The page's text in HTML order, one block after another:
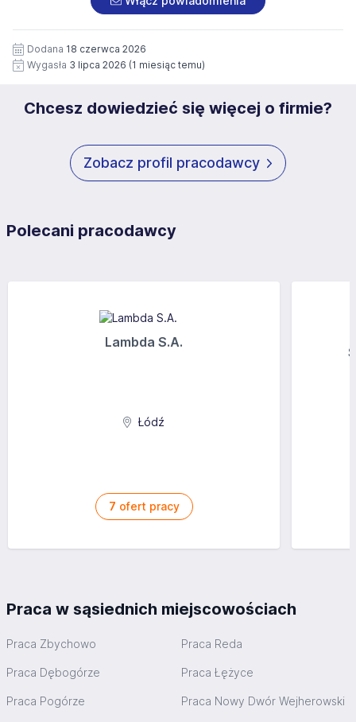
siedziby administratora.
https://www.workprofit.pl/klauzula-informacyjna.html
wizerunku), na potrzeby przyszłych rekrutacji przez okres
12 miesięcy. Zgoda jest dobrowolna i może być w każdym
czasie wycofana.
Dodana 18 czerwca 2026
Wygasła 3 lipca 2026 (1 miesiąc temu)
Chcesz dowiedzieć się więcej o firmie?
Zobacz profil pracodawcy
Polecani pracodawcy
Lambda S.A.
Łódź
7 ofert pracy
Praca w sąsiednich miejscowościach
Praca Zbychowo Praca Reda
Praca Dębogórze Praca Łężyce
Praca Pogórze Praca Nowy Dwór Wejherowski